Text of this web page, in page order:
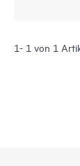
1- 1 von 1